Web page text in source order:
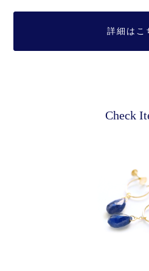
詳細はこ
Check